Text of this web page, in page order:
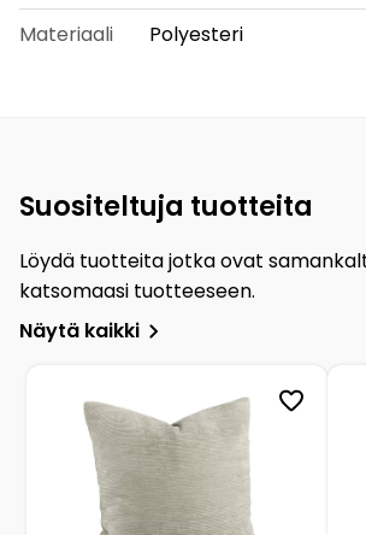
Materiaali
Polyesteri
Suositeltuja tuotteita
Löydä tuotteita jotka ovat
katsomaasi tuotteeseen.
Näytä kaikki